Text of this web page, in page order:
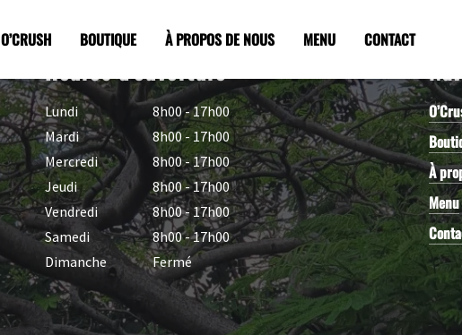
O’CRUSH BOUTIQUE À PROPOS DE NOUS MENU CONTACT
Heures d'ouverture
Lundi
8h00 - 17h00
Mardi
8h00 - 17h00
Mercredi
8h00 - 17h00
Jeudi
8h00 - 17h00
Vendredi
8h00 - 17h00
Samedi
8h00 - 17h00
Dimanche
Fermé
À
Menu